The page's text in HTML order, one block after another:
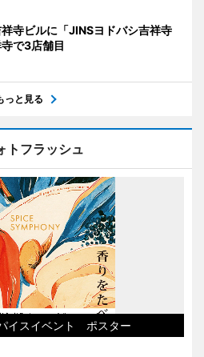
寺ビルに「JINSヨドバシ吉祥寺
で3店舗目
っと見る
トフラッシュ
イスイベント ポスター